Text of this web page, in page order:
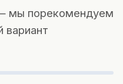
мы порекомендуем
вариант